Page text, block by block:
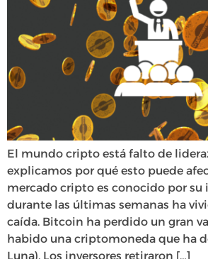
El mundo cripto está falto de
explicamos por qué esto puede
mercado cripto es conocido por
durante las últimas semanas ha
caída. Bitcoin ha perdido un gran
habido una criptomoneda que ha
Luna). Los inversores retiraron […]